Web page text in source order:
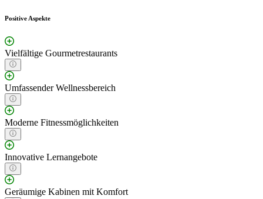
Positive Aspekte
Vielfältige Gourmetrestaurants
Umfassender Wellnessbereich
Moderne Fitnessmöglichkeiten
Innovative Lernangebote
Geräumige Kabinen mit Komfort